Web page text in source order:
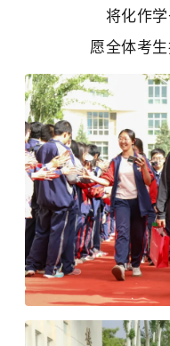
将化作
愿全体考